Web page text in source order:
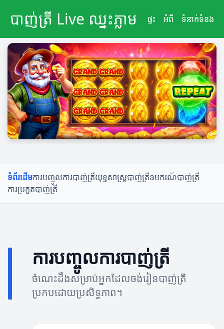
បាញ់ត្រី Live ឈ្នះភ្លាម ផ្ទះ អំពី ទំនាក់ទំនង
ទំព័រដើមការបញ្ចូលការបាញ់ត្រីយុទ្ធសាស្ត្របាញ់ត្រីឧបករណ៍បាញ់ត្រី
ការប្រកួតបាញ់ត្រី
ការបញ្ចូលការបាញ់ត្រី
ចំណេះដឹងសម្រាប់អ្នកដែលចង់រៀនបាញ់ត្រី
ប្រកបដោយប្រសិទ្ធភាព។